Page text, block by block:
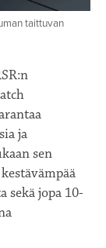
taittuvan
ja
sen
sekä jopa 10-